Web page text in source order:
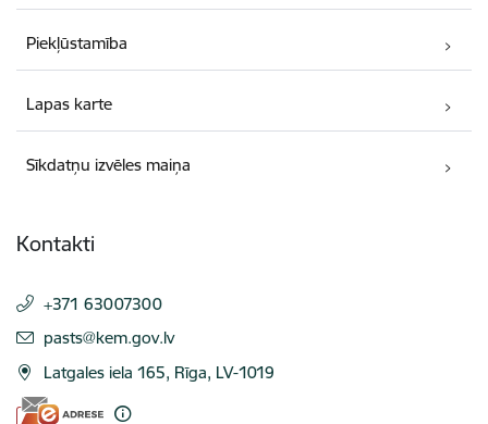
Piekļūstamība
Lapas karte
Sīkdatņu izvēles maiņa
Kontakti
+371 63007300
E-pasts:
pasts@kem.gov.lv
Latgales iela 165, Rīga, LV-1019